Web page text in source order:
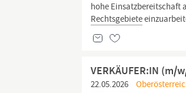
hohe Einsatzbereitschaft
Rechtsgebiete
VERKÄUFER:IN (m/
22.05.2026